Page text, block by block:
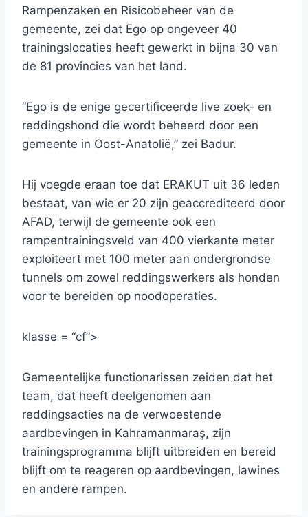
Rampenzaken en Risicobeheer van de
gemeente, zei dat Ego op ongeveer 40
trainingslocaties heeft gewerkt in bijna 30 van
de 81 provincies van het land.
“Ego is de enige gecertificeerde live zoek- en
reddingshond die wordt beheerd door een
gemeente in Oost-Anatolië,” zei Badur.
Hij voegde eraan toe dat ERAKUT uit 36 ​​leden
bestaat, van wie er 20 zijn geaccrediteerd door
AFAD, terwijl de gemeente ook een
rampentrainingsveld van 400 vierkante meter
exploiteert met 100 meter aan ondergrondse
tunnels om zowel reddingswerkers als honden
voor te bereiden op noodoperaties.
klasse = “cf”>
Gemeentelijke functionarissen zeiden dat het
team, dat heeft deelgenomen aan
reddingsacties na de verwoestende
aardbevingen in Kahramanmaraş, zijn
trainingsprogramma blijft uitbreiden en bereid
blijft om te reageren op aardbevingen, lawines
en andere rampen.